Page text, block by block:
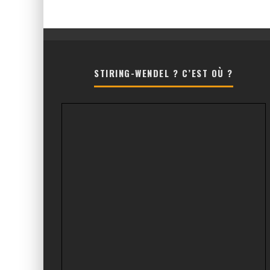
STIRING-WENDEL ? C’EST OÙ ?